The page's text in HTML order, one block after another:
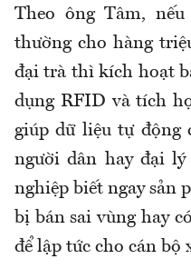
Theo ông Tâm,
thường cho hàng
đại trà thì kích hoạt
dụng RFID và tích
giúp dữ liệu tự động
người dân hay đại
nghiệp biết ngay sản
bị bán sai vùng hay
để lập tức cho cán bộ